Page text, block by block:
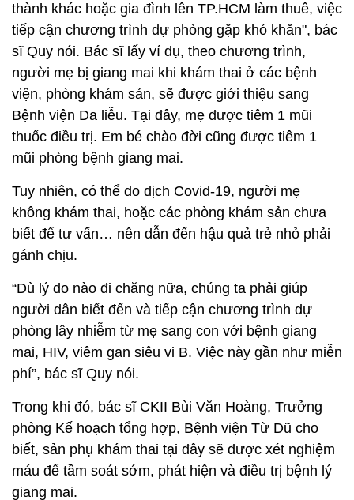
thành khác hoặc gia đình lên TP.HCM làm thuê, việc
tiếp cận chương trình dự phòng gặp khó khăn", bác
sĩ Quy nói. Bác sĩ lấy ví dụ, theo chương trình,
người mẹ bị giang mai khi khám thai ở các bệnh
viện, phòng khám sản, sẽ được giới thiệu sang
Bệnh viện Da liễu. Tại đây, mẹ được tiêm 1 mũi
thuốc điều trị. Em bé chào đời cũng được tiêm 1
mũi phòng bệnh giang mai.
Tuy nhiên, có thể do dịch Covid-19, người mẹ
không khám thai, hoặc các phòng khám sản chưa
biết để tư vấn… nên dẫn đến hậu quả trẻ nhỏ phải
gánh chịu.
“Dù lý do nào đi chăng nữa, chúng ta phải giúp
người dân biết đến và tiếp cận chương trình dự
phòng lây nhiễm từ mẹ sang con với bệnh giang
mai, HIV, viêm gan siêu vi B. Việc này gần như miễn
phí”, bác sĩ Quy nói.
Trong khi đó, bác sĩ CKII Bùi Văn Hoàng, Trưởng
phòng Kế hoạch tổng hợp, Bệnh viện Từ Dũ cho
biết, sản phụ khám thai tại đây sẽ được xét nghiệm
máu để tầm soát sớm, phát hiện và điều trị bệnh lý
giang mai.